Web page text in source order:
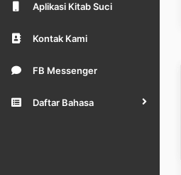
Aplikasi Kitab Suci
Kontak Kami
FB Messenger
Daftar Bahasa